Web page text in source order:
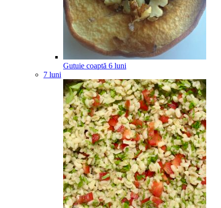
Gutuie coaptă 6 luni
7 luni